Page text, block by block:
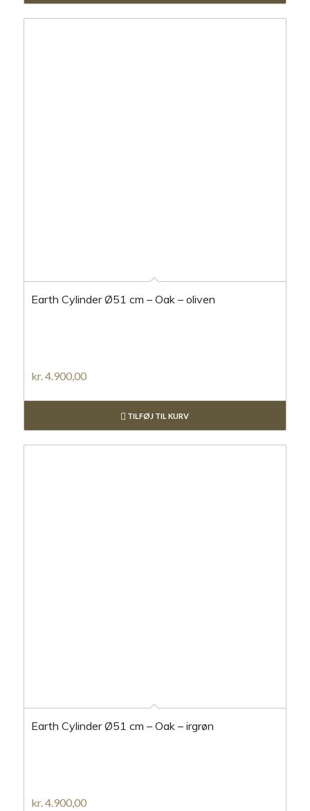
Earth Cylinder Ø51 cm – Oak – oliven
kr. 4.900,00
TILFØJ TIL KURV
Earth Cylinder Ø51 cm – Oak – irgrøn
kr. 4.900,00